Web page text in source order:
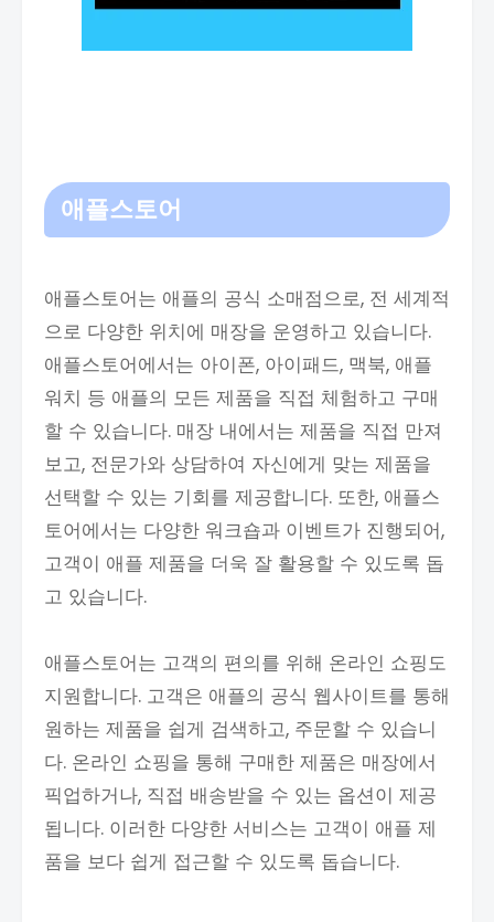
애플스토어
애플스토어는 애플의 공식 소매점으로, 전 세계적
으로 다양한 위치에 매장을 운영하고 있습니다.
애플스토어에서는 아이폰, 아이패드, 맥북, 애플
워치 등 애플의 모든 제품을 직접 체험하고 구매
할 수 있습니다. 매장 내에서는 제품을 직접 만져
보고, 전문가와 상담하여 자신에게 맞는 제품을
선택할 수 있는 기회를 제공합니다. 또한, 애플스
토어에서는 다양한 워크숍과 이벤트가 진행되어,
고객이 애플 제품을 더욱 잘 활용할 수 있도록 돕
고 있습니다.
애플스토어는 고객의 편의를 위해 온라인 쇼핑도
지원합니다. 고객은 애플의 공식 웹사이트를 통해
원하는 제품을 쉽게 검색하고, 주문할 수 있습니
다. 온라인 쇼핑을 통해 구매한 제품은 매장에서
픽업하거나, 직접 배송받을 수 있는 옵션이 제공
됩니다. 이러한 다양한 서비스는 고객이 애플 제
품을 보다 쉽게 접근할 수 있도록 돕습니다.